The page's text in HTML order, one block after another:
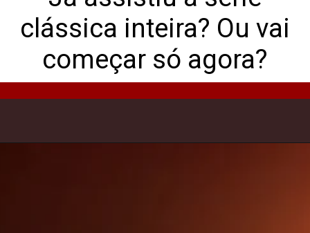
clássica inteira? Ou vai
começar só agora?